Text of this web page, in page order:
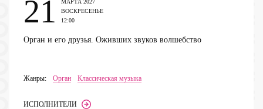
21
МАРТА 2027
ВОСКРЕСЕНЬЕ
12:00
Орган и его друзья. Оживших звуков волшебство
Жанры: Орган Классическая музыка
ИСПОЛНИТЕЛИ